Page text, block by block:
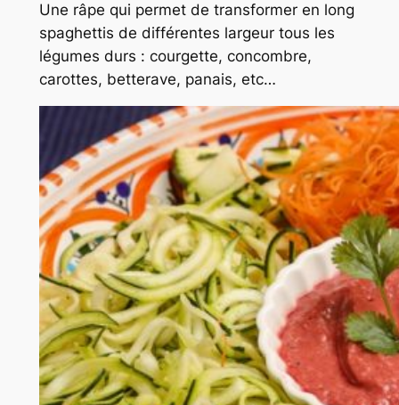
Une râpe qui permet de transformer en long
spaghettis de différentes largeur tous les
légumes durs : courgette, concombre,
carottes, betterave, panais, etc…